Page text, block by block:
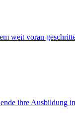
weit voran
ihre Ausbildung